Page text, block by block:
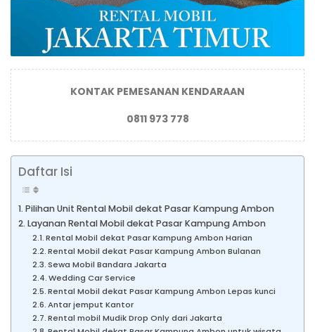
KONTAK PEMESANAN KENDARAAN
0811 973 778
Daftar Isi
Pilihan Unit Rental Mobil dekat Pasar Kampung Ambon
Layanan Rental Mobil dekat Pasar Kampung Ambon
Rental Mobil dekat Pasar Kampung Ambon Harian
Rental Mobil dekat Pasar Kampung Ambon Bulanan
Sewa Mobil Bandara Jakarta
Wedding Car Service
Rental Mobil dekat Pasar Kampung Ambon Lepas kunci
Antar jemput Kantor
Rental mobil Mudik Drop Only dari Jakarta